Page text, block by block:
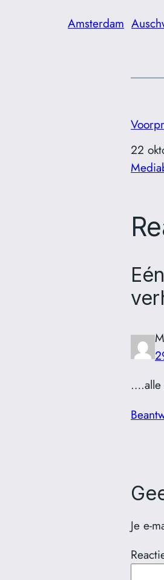
Amsterdam
Datum
22
In
….alle
Je e-